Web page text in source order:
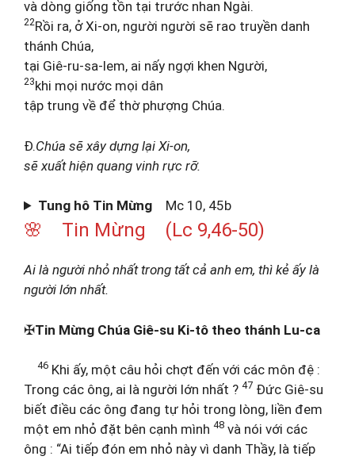
và dòng giống tồn tại trước nhan Ngài.
22Rồi ra, ở Xi-on, người người sẽ rao truyền danh
thánh Chúa,
tại Giê-ru-sa-lem, ai nấy ngợi khen Người,
23khi mọi nước mọi dân
tập trung về để thờ phượng Chúa.
Đ.Chúa sẽ xây dựng lại Xi-on,
sẽ xuất hiện quang vinh rực rỡ.
Tung hô Tin Mừng Mc 10, 45b
🌸 Tin Mừng (Lc 9,46-50)
Ai là người nhỏ nhất trong tất cả anh em, thì kẻ ấy là
người lớn nhất.
✠Tin Mừng Chúa Giê-su Ki-tô theo thánh Lu-ca
46 Khi ấy, một câu hỏi chợt đến với các môn đệ :
Trong các ông, ai là người lớn nhất ? 47 Đức Giê-su
biết điều các ông đang tự hỏi trong lòng, liền đem
một em nhỏ đặt bên cạnh mình 48 và nói với các
ông : “Ai tiếp đón em nhỏ này vì danh Thầy, là tiếp